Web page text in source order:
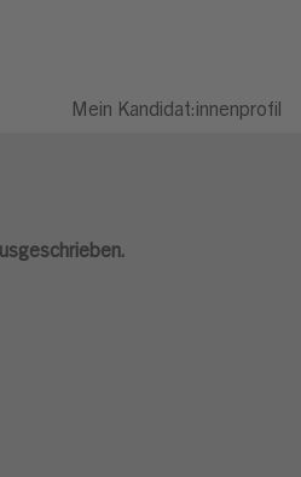
Mein Kandidat:innenprofil